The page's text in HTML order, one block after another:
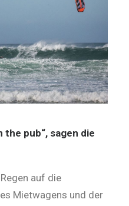
the pub“, sagen die
auf die
Mietwagens und der